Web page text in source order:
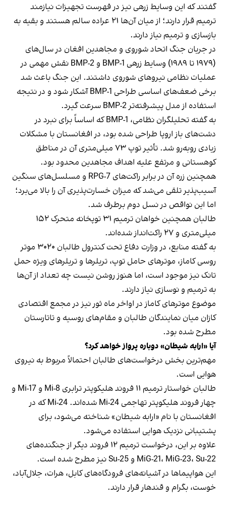
گفتند که این وسایط زرهی نیز در فهرست تجهیزات نیازمند
ترمیم قرار دارند؛ از میان آن‌ها ۲۱ عراده سالم هستند و بقیه به
بازسازی و ترمیم نیاز دارند.
در جریان جنگ اتحاد شوروی و مجاهدین افغان در سال‌های
(۱۹۷۹ تا ۱۹۸۹) وسایط زرهی BMP-1 و BMP-2 نقش مهمی در
عملیات نظامی نیروهای شوروی داشتند. این جنگ باعث شد
برخی ضعف‌های اساسی طراحی BMP-1 آشکار شود و در نتیجه
استفاده از مدل پیشرفته‌تر BMP-2 سرعت گیرد.
به گفته تحلیلگران نظامی، BMP-1 که اساساً برای نبرد در
دشت‌های باز اروپا طراحی شده بود، در افغانستان با مشکلات
زیادی روبه‌رو شد. تأثیر توپ ۷۳ میلی‌متری آن در مناطق
کوهستانی و مرتفع علیه اهداف مجاهدین محدود بود.
همچنین زره آن در برابر راکت‌های RPG-7 و مسلسل‌های سنگین
آسیب‌پذیر تلقی می‌شد که میزان خسارت‌پذیری آن را بالا می‌برد؛
اما این نواقص در نسل دوم برطرف شد.
طالبان همچنین خواهان ترمیم ۳۱ توپخانه متحرک ۱۵۲
میلی‌متری و ۲۷ راکت‌انداز شده‌اند.
به گفته منابع، در وزارت دفاع تحت کنترول طالبان ۳۰۲۰ موتر
روسی کاماز، موترهای حامل توپ، تریلرها و تریلرهای ویژه حمل
تانک نیز موجود است، اما هنوز روشن نیست چه تعداد از آن‌ها
به ترمیم و نوسازی نیاز دارند.
موضوع موترهای کاماز در اواخر ماه ثور نیز در مجمع اقتصادی
کازان میان نمایندگان طالبان و مقام‌های روسیه و تاتارستان
مطرح شده بود.
آیا «ارابه شیطان» دوباره پرواز خواهد کرد؟
مهم‌ترین بخش درخواست‌های طالبان احتمالاً مربوط به نیروی
هوایی است.
طالبان خواستار ترمیم ۱۱ فروند هلیکوپتر ترابری Mi-8 و Mi-17 و
چهار فروند هلیکوپتر تهاجمی Mi-24 شده‌اند. Mi-24 که در
افغانستان با نام «ارابه شیطان» شناخته می‌شود، برای
پشتیبانی نزدیک هوایی استفاده می‌شود.
علاوه بر این، درخواست ترمیم ۱۲ فروند دیگر از جنگنده‌های
MiG-21، MiG-23، Su-22 و Su-25 نیز مطرح شده است.
این هواپیماها در آشیانه‌های فرودگاه‌های کابل، هرات، جلال‌آباد،
خوست، بگرام و قندهار قرار دارند.